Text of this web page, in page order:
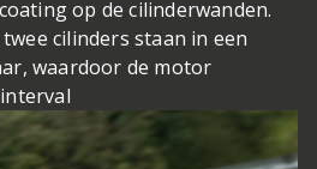
op de cilinderwanden.
cilinders staan in een
waardoor de motor